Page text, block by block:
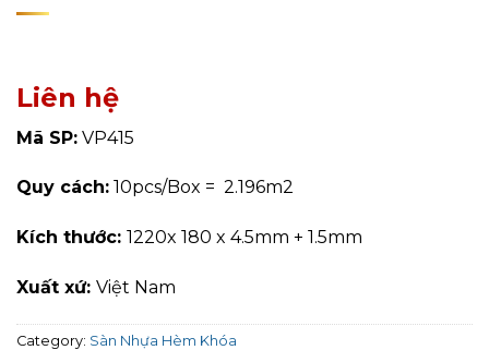
Liên hệ
Mã SP: VP415
Quy cách: 10pcs/Box = 2.196m2
Kích thước: 1220x 180 x 4.5mm + 1.5mm
Xuất xứ: Việt Nam
Category: Sàn Nhựa Hèm Khóa